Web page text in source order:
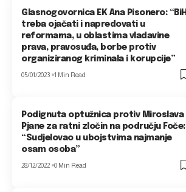
Glasnogovornica EK Ana Pisonero: “BiH
treba ojačati i napredovati u
reformama, u oblastima vladavine
prava, pravosuđa, borbe protiv
organiziranog kriminala i korupcije”
05/01/2023 1 Min Read
Podignuta optužnica protiv Miroslava
Pjane za ratni zločin na području Foče:
“Sudjelovao u ubojstvima najmanje
osam osoba”
28/12/2022 0 Min Read